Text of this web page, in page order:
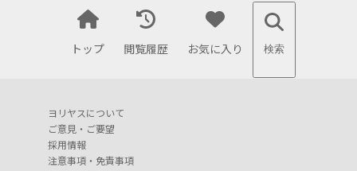
トップ 閲覧履歴 お気に入り 検索
ヨリヤスについて
ご意見・ご要望
採用情報
注意事項・免責事項